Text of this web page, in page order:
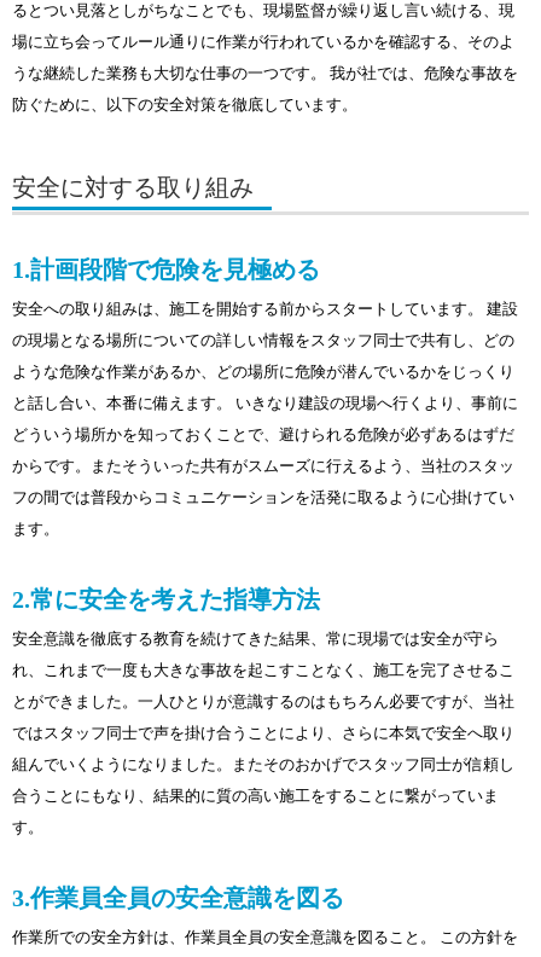
るとつい見落としがちなことでも、現場監督が繰り返し言い続ける、現
場に立ち会ってルール通りに作業が行われているかを確認する、そのよ
うな継続した業務も大切な仕事の一つです。 我が社では、危険な事故を
防ぐために、以下の安全対策を徹底しています。
安全に対する取り組み
1.計画段階で危険を見極める
安全への取り組みは、施工を開始する前からスタートしています。 建設
の現場となる場所についての詳しい情報をスタッフ同士で共有し、どの
ような危険な作業があるか、どの場所に危険が潜んでいるかをじっくり
と話し合い、本番に備えます。 いきなり建設の現場へ行くより、事前に
どういう場所かを知っておくことで、避けられる危険が必ずあるはずだ
からです。またそういった共有がスムーズに行えるよう、当社のスタッ
フの間では普段からコミュニケーションを活発に取るように心掛けてい
ます。
2.常に安全を考えた指導方法
安全意識を徹底する教育を続けてきた結果、常に現場では安全が守ら
れ、これまで一度も大きな事故を起こすことなく、施工を完了させるこ
とができました。一人ひとりが意識するのはもちろん必要ですが、当社
ではスタッフ同士で声を掛け合うことにより、さらに本気で安全へ取り
組んでいくようになりました。またそのおかげでスタッフ同士が信頼し
合うことにもなり、結果的に質の高い施工をすることに繋がっていま
す。
3.作業員全員の安全意識を図る
作業所での安全方針は、作業員全員の安全意識を図ること。 この方針を